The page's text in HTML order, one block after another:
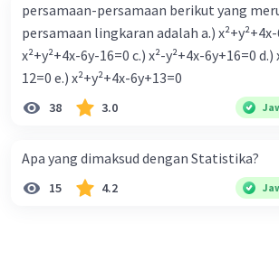
persamaan-persamaan berikut yang
persamaan lingkaran adalah a.) x²+y²+4x-6y-12=0 b.)
x²+y²+4x-6y-16=0 c.) x²-y²+4x-6y+16=0 d.)
12=0 e.) x²+y²+4x-6y+13=0
38 3.0
Apa yang dimaksud dengan Statistika?
15 4.2